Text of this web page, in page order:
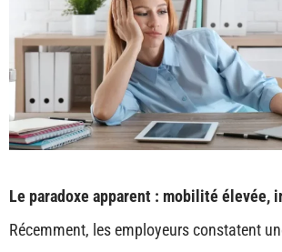
Le paradoxe apparent : mobilité élevée,
Récemment, les employeurs constatent